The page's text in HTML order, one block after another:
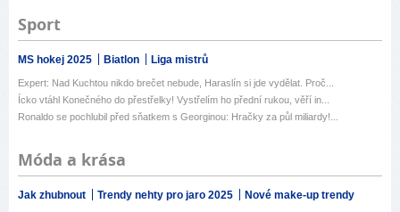
Sport
MS hokej 2025 Biatlon Liga mistrů
Expert: Nad Kuchtou nikdo brečet nebude, Haraslín si jde vydělat. Proč...
Ícko vtáhl Konečného do přestřelky! Vystřelím ho přední rukou, věří in...
Ronaldo se pochlubil před sňatkem s Georginou: Hračky za půl miliardy!...
Móda a krása
Jak zhubnout Trendy nehty pro jaro 2025 Nové make-up trendy